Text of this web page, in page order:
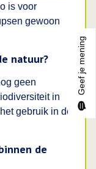
is voor
gewoon
natuur?
geen
in
gebruik in de
de
Geef je mening